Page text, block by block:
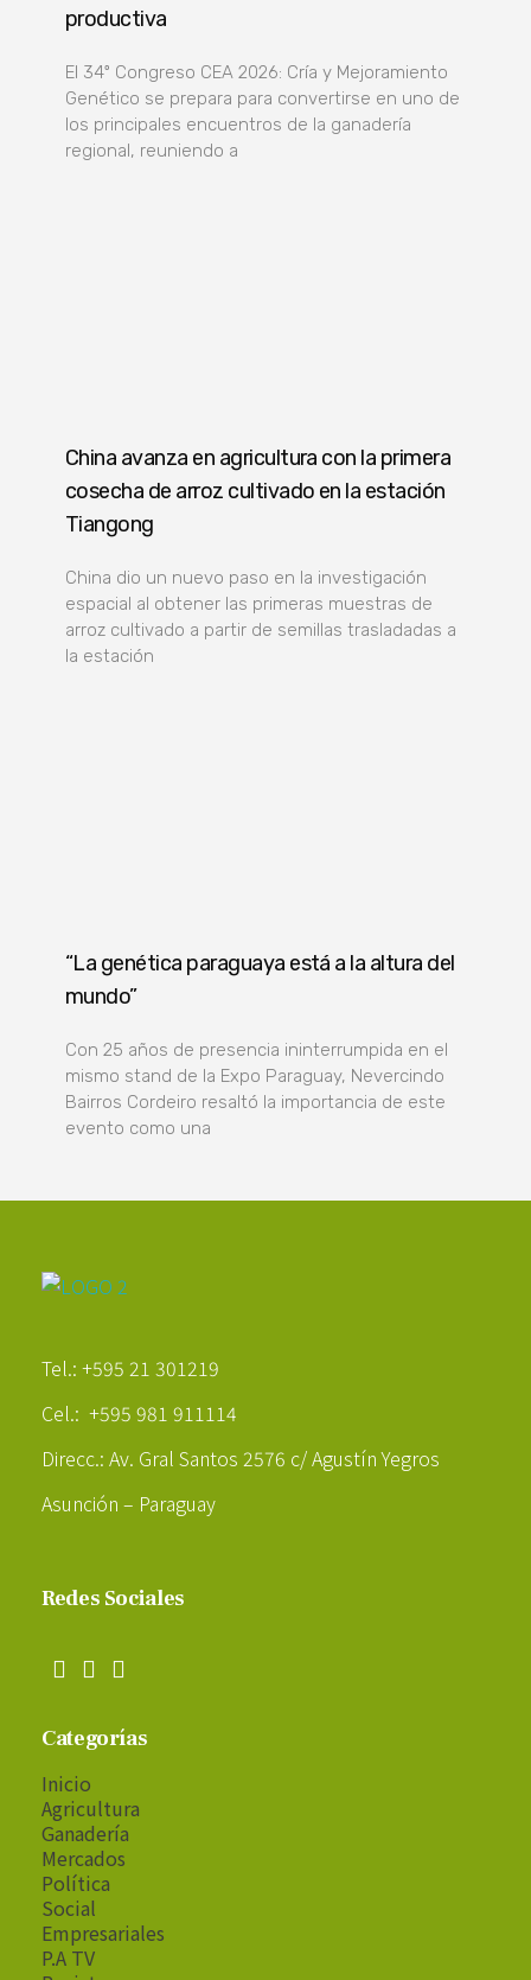
productiva
El 34º Congreso CEA 2026: Cría y Mejoramiento
Genético se prepara para convertirse en uno de
los principales encuentros de la ganadería
regional, reuniendo a
China avanza en agricultura con la primera
cosecha de arroz cultivado en la estación
Tiangong
China dio un nuevo paso en la investigación
espacial al obtener las primeras muestras de
arroz cultivado a partir de semillas trasladadas a
la estación
“La genética paraguaya está a la altura del
mundo”
Con 25 años de presencia ininterrumpida en el
mismo stand de la Expo Paraguay, Nevercindo
Bairros Cordeiro resaltó la importancia de este
evento como una
Tel.: +595 21 301219
Cel.: +595 981 911114
Direcc.: Av. Gral Santos 2576 c/ Agustín Yegros
Asunción – Paraguay
Redes Sociales
Categorías
Inicio
Agricultura
Ganadería
Mercados
Política
Social
Empresariales
P.A TV